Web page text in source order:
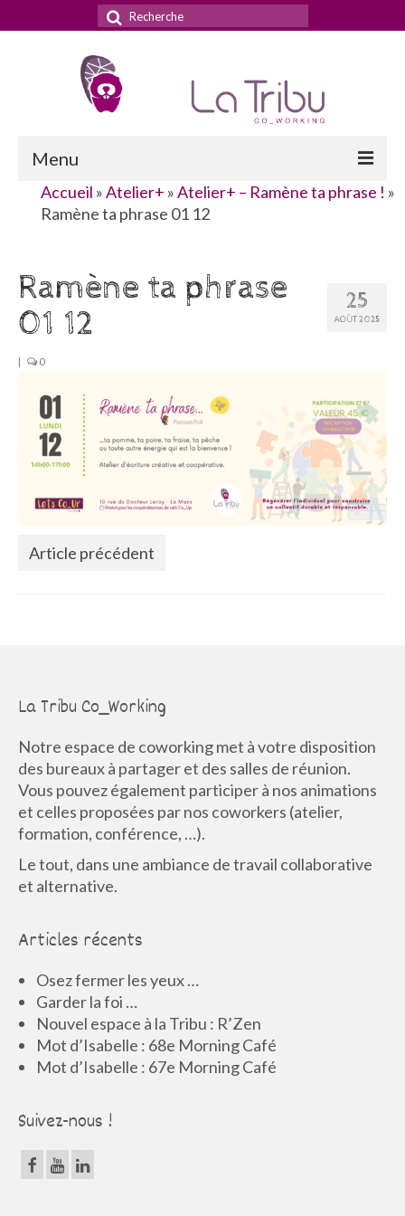
Rechercher
:
Menu
Accueil
Le concept
Nos services
La domiciliation commerciale
La Communauté
Annuaire des Co_Workers
Les Événements
Accueil »Atelier+ »Atelier+ – Ramène ta phrase ! »
Ramène ta phrase 01 12
25
AOÛT 2025
Ramène ta phrase
01 12
| 0
Article précédent
La Tribu Co_Working
Notre espace de coworking met à votre disposition
des bureaux à partager et des salles de réunion.
Vous pouvez également participer à nos animations
et celles proposées par nos coworkers (atelier,
formation, conférence, …).
Le tout, dans une ambiance de travail collaborative
et alternative.
Articles récents
Osez fermer les yeux …
Garder la foi …
Nouvel espace à la Tribu : R’Zen
Mot d’Isabelle : 68e Morning Café
Mot d’Isabelle : 67e Morning Café
Suivez-nous !